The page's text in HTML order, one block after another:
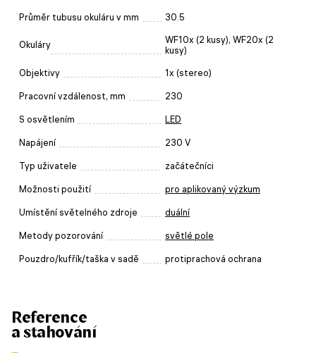
Průměr tubusu okuláru v mm 30.5
Okuláry
WF10x (2 kusy), WF20x (2
kusy)
Objektivy 1x (stereo)
Pracovní vzdálenost, mm 230
S osvětlením LED
Napájení 230 V
Typ uživatele začátečníci
Možnosti použití pro aplikovaný výzkum
Umístění světelného zdroje duální
Metody pozorování světlé pole
Pouzdro/kufřík/taška v sadě protiprachová ochrana
Reference
a stahování